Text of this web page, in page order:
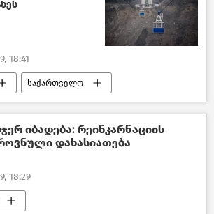
18:41
საქართველო
იბადება: რეინკარნაციის
დახასიათება
18:29